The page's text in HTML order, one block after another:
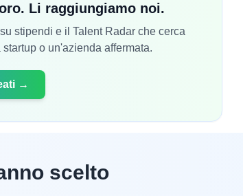
Li raggiungiamo noi.
stipendi e il Talent Radar che cerca
o un'azienda affermata.
→
scelto